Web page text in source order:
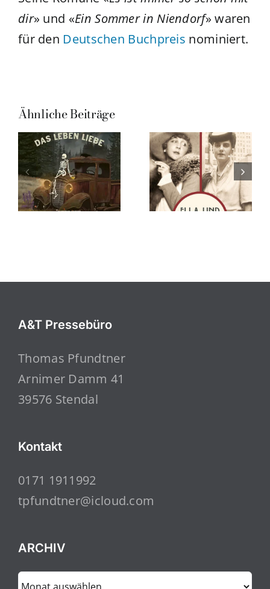
dir» und «Ein Sommer in Niendorf» waren
für den Deutschen Buchpreis nominiert.
Ähnliche Beiträge
A&T Pressebüro
Thomas Pfundtner
Arnimer Damm 41
39576 Stendal
Kontakt
0171 1911992
tpfundtner@icloud.com
ARCHIV
ARCHIV